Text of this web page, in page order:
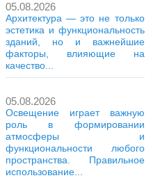
05.08.2026
Архитектура — это не только
эстетика и функциональность
зданий, но и важнейшие
факторы, влияющие на
качество...
05.08.2026
Освещение играет важную
роль в формировании
атмосферы и
функциональности любого
пространства. Правильное
использование...